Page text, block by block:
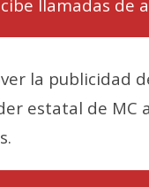
llamadas de
la publicidad
estatal de MC